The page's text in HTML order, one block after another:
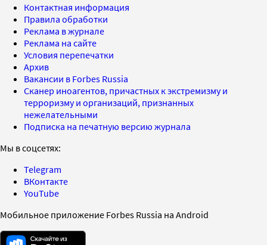
Контактная информация
Правила обработки
Реклама в журнале
Реклама на сайте
Условия перепечатки
Архив
Вакансии в Forbes Russia
Сканер иноагентов, причастных к экстремизму и
терроризму и организаций, признанных
нежелательными
Подписка на печатную версию журнала
Мы в соцсетях:
Telegram
ВКонтакте
YouTube
Мобильное приложение Forbes Russia на Android